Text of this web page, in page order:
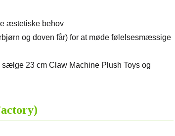
æstetiske behov
og doven får) for at møde følelsesmæssige
23 cm Claw Machine Plush Toys og